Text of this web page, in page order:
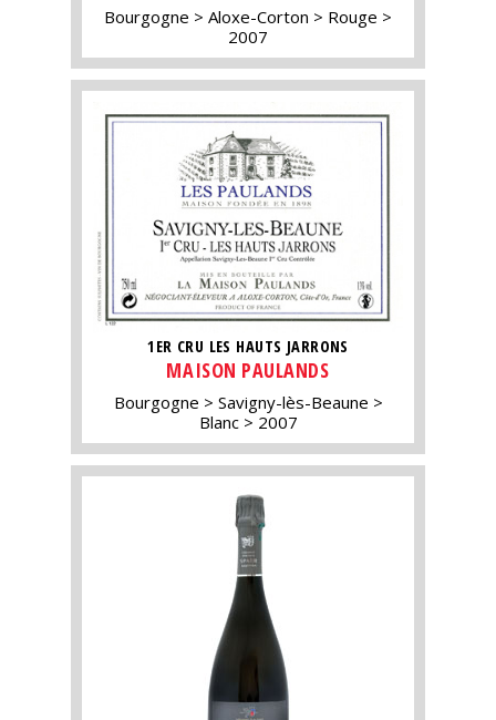
Bourgogne Aloxe-Corton
Rouge
2007
1ER CRU LES HAUTS JARRONS
MAISON PAULANDS
Bourgogne
Savigny-lès-Beaune
Blanc
2007